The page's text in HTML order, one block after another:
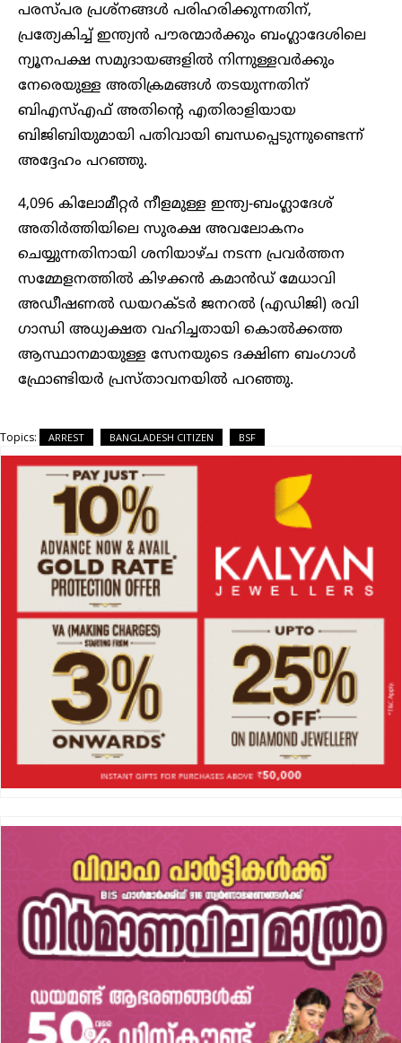
പരസ്പര പ്രശ്‌നങ്ങൾ പരിഹരിക്കുന്നതിന്,
പ്രത്യേകിച്ച് ഇന്ത്യൻ പൗരന്മാർക്കും ബംഗ്ലാദേശിലെ
ന്യൂനപക്ഷ സമുദായങ്ങളിൽ നിന്നുള്ളവർക്കും
നേരെയുള്ള അതിക്രമങ്ങൾ തടയുന്നതിന്
ബിഎസ്എഫ് അതിൻ്റെ എതിരാളിയായ
ബിജിബിയുമായി പതിവായി ബന്ധപ്പെടുന്നുണ്ടെന്ന്
അദ്ദേഹം പറഞ്ഞു.
4,096 കിലോമീറ്റർ നീളമുള്ള ഇന്ത്യ-ബംഗ്ലാദേശ്
അതിർത്തിയിലെ സുരക്ഷ അവലോകനം
ചെയ്യുന്നതിനായി ശനിയാഴ്ച നടന്ന പ്രവർത്തന
സമ്മേളനത്തിൽ കിഴക്കൻ കമാൻഡ് മേധാവി
അഡീഷണൽ ഡയറക്ടർ ജനറൽ (എഡിജി) രവി
ഗാന്ധി അധ്യക്ഷത വഹിച്ചതായി കൊൽക്കത്ത
ആസ്ഥാനമായുള്ള സേനയുടെ ദക്ഷിണ ബംഗാൾ
ഫ്രോണ്ടിയർ പ്രസ്താവനയിൽ പറഞ്ഞു.
Topics: ARREST BANGLADESH CITIZEN BSF